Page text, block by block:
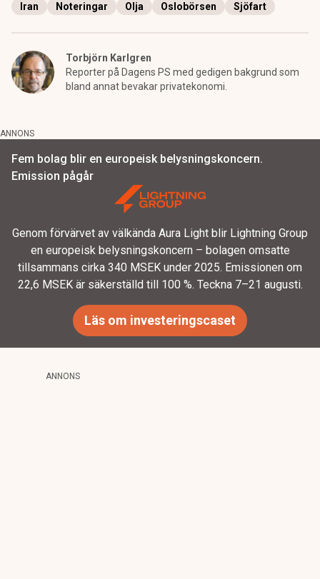
Iran Noteringar Olja Oslobörsen Sjöfart
Torbjörn Karlgren
Reporter på Dagens PS med gedigen bakgrund som
bland annat bevakar privatekonomi.
ANNONS
Fem bolag blir en europeisk belysningskoncern.
Emission pågår
Genom förvärvet av välkända Aura Light blir Lightning Group
en europeisk belysningskoncern – bolagen omsatte
tillsammans cirka 340 MSEK under 2025. Emissionen om
22,6 MSEK är säkerställd till 100 %. Teckna 7–21 augusti.
Läs om investeringscaset
ANNONS